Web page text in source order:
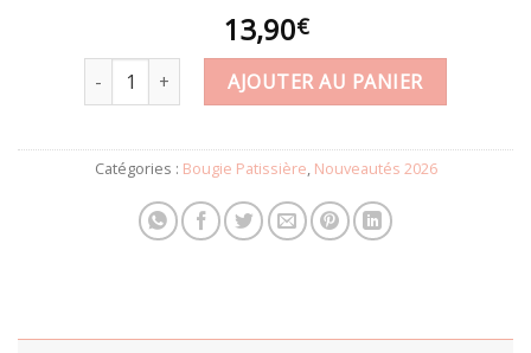
13,90€
quantité de Bougie pâtissière Mangue Monoï
AJOUTER AU PANIER
Catégories : Bougie Patissière, Nouveautés 2026